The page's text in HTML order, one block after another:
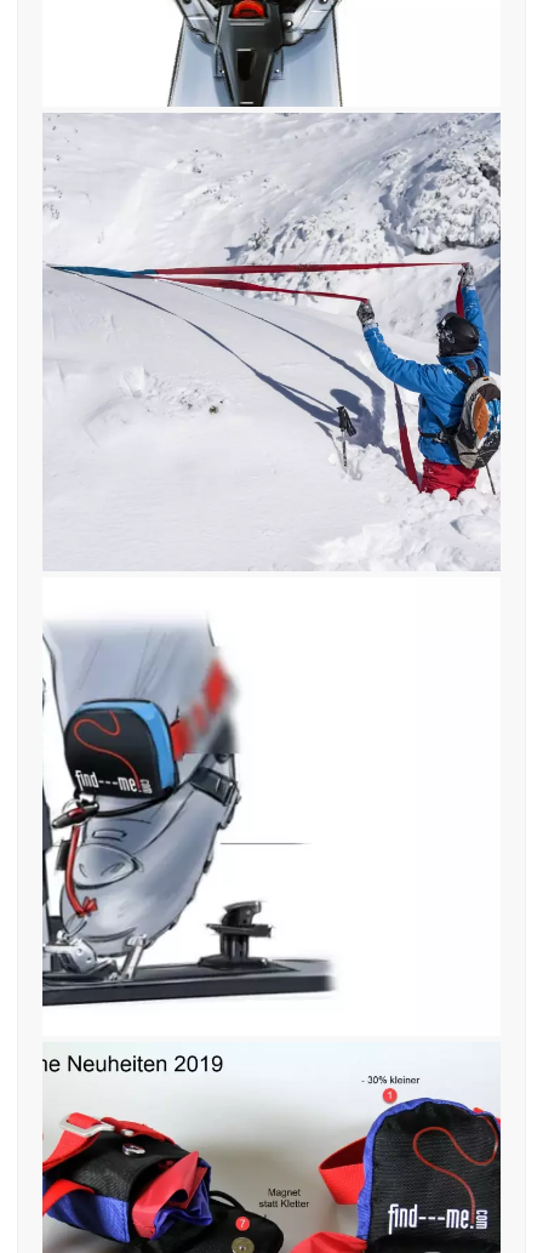
12. Februar 2019
find—me! Ski im Tiefschnee nach
Sturz rasch wieder finden
12. November 2018
find—me unter oder über der
Skihose um den Schuh schnallen
18. April 2019